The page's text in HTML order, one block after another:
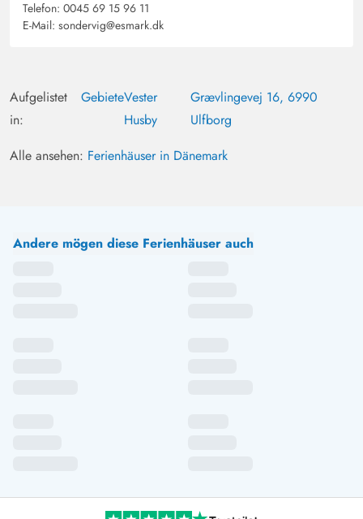
Telefon: 0045 69 15 96 11
E-Mail: sondervig@esmark.dk
Aufgelistet
in:
GebieteVester
Husby
Grævlingevej 16, 6990
Ulfborg
Alle ansehen: Ferienhäuser in Dänemark
Andere mögen diese Ferienhäuser auch